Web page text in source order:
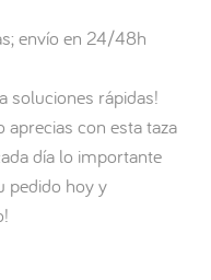
envío en 24/48h
soluciones rápidas!
con esta taza
día lo importante
pedido hoy y